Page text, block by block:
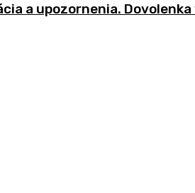
a upozornenia. Dovolenka